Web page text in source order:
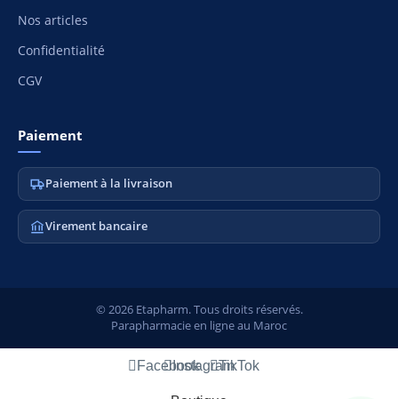
Nos articles
Confidentialité
CGV
Paiement
Paiement à la livraison
Virement bancaire
© 2026 Etapharm. Tous droits réservés.
Parapharmacie en ligne au Maroc
FacebookInstagramTikTok